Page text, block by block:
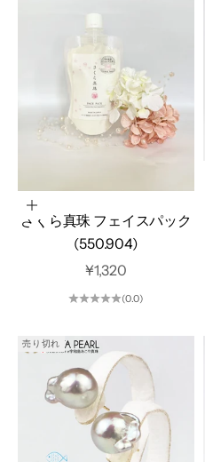
カートに追加
さくら真珠 フェイスパック
(550.904)
セール価格
¥1,320
(0.0)
売り切れ